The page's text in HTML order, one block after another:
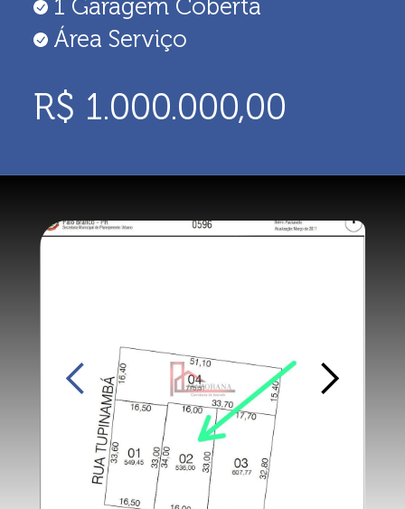
1 Garagem Coberta
Área Serviço
R$ 1.000.000,00